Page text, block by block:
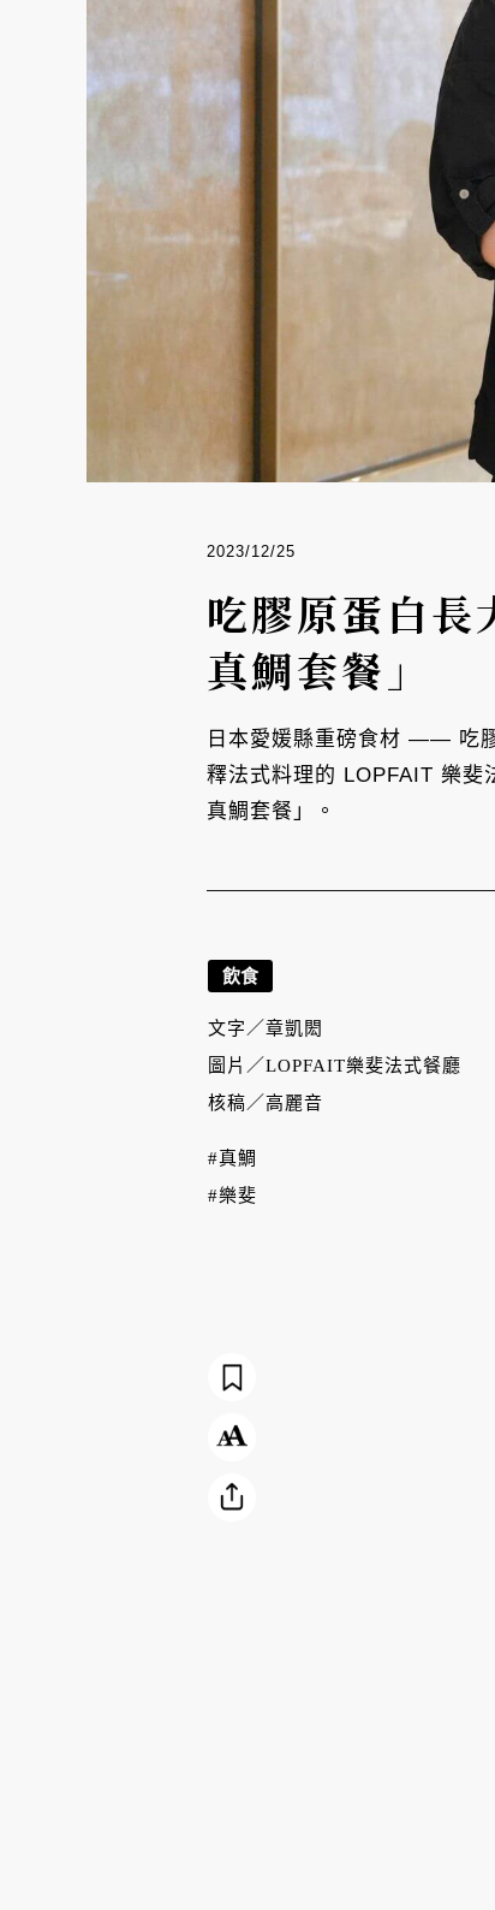
2023/12/25
吃膠原蛋白
真鯛套餐」
日本愛媛縣重磅食材 —— 吃
釋法式料理的 LOPFAIT 樂斐
真鯛套餐」。
飲食
文字／章凱閎
圖片／LOPFAIT樂斐法式餐廳
核稿／高麗音
#真鯛
#樂斐